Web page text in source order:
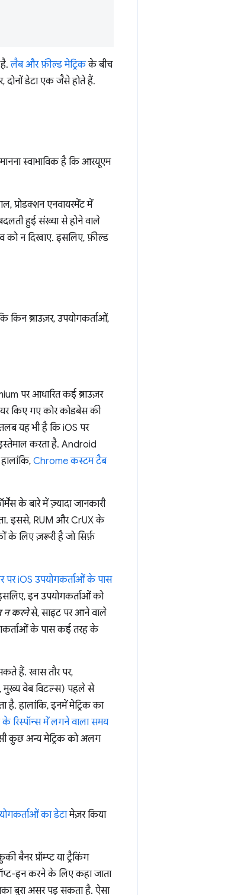
है.लैब और फ़ील्ड मेट्रिकके बीच
दोनों डेटा एक जैसे होते हैं.
स्वाभाविक है कि आरयूएम
प्रोडक्शन एनवायरमेंट में
हुई संख्या से होने वाले
को न दिखाए. इसलिए, फ़ील्ड
ब्राउज़र, उपयोगकर्ताओं,
पर आधारित कई ब्राउज़र
किए गए कोर कोडबेस की
यह भी है कि iOS पर
करता है. Android
Chrome कस्टम टैब
के बारे में ज़्यादा जानकारी
इससे, RUM और CrUX के
के लिए ज़रूरी है जो सिर्फ़
पर iOS उपयोगकर्ताओं के पास
इन उपयोगकर्ताओं को
न करनेसे, साइट पर आने वाले
के पास कई तरह के
हैं. खास तौर पर,
मुख्य वेब विटल्स) पहले से
है. हालांकि, इनमें मेट्रिक का
रिस्पॉन्स में लगने वाला समय
कुछ अन्य मेट्रिक को अलग
का डेटामेज़र किया
प्रॉम्प्ट या ट्रैकिंग
इन करने के लिए कहा जाता
बुरा असर पड़ सकता है. ऐसा